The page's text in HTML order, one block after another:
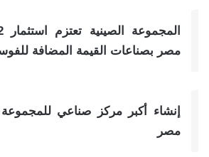
مصر بصناعات القيمة المضافة
إنشاء أكبر مركز صناعي
مصر